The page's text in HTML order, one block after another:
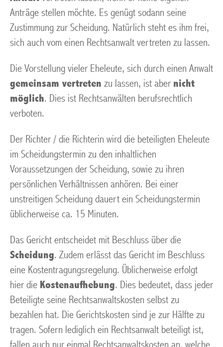
Anträge stellen möchte. Es genügt sodann seine
Zustimmung zur Scheidung. Natürlich steht es ihm frei,
sich auch vom einen Rechtsanwalt vertreten zu lassen.
Die Vorstellung vieler Eheleute, sich durch einen Anwalt
gemeinsam vertreten zu lassen, ist aber nicht
möglich. Dies ist Rechtsanwälten berufsrechtlich
verboten.
Der Richter / die Richterin wird die beteiligten Eheleute
im Scheidungstermin zu den inhaltlichen
Voraussetzungen der Scheidung, sowie zu ihren
persönlichen Verhältnissen anhören. Bei einer
unstreitigen Scheidung dauert ein Scheidungstermin
üblicherweise ca. 15 Minuten.
Das Gericht entscheidet mit Beschluss über die
Scheidung. Zudem erlässt das Gericht im Beschluss
eine Kostentragungsregelung. Üblicherweise erfolgt
hier die Kostenaufhebung. Dies bedeutet, dass jeder
Beteiligte seine Rechtsanwaltskosten selbst zu
bezahlen hat. Die Gerichtskosten sind je zur Hälfte zu
tragen. Sofern lediglich ein Rechtsanwalt beteiligt ist,